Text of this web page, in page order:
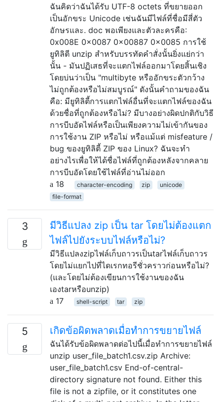
ฉันคิดว่าฉันได้รับ UTF-8 octets ที่ขยายออก
เป็นอักขระ Unicode เช่นฉันมีไฟล์ที่ชื่อมีสี่ตัว
อักษรและ. doc พอเพียงและตัวละครคือ:
0x008E 0x0087 0x00887 0x0085 การใช้
ยูทิลิตี unzip สำหรับบรรทัดคำสั่งนั้นยิ่งแย่กว่า
นั้น - มันปฏิเสธที่จะแตกไฟล์ออกมาโดยสิ้นเชิง
โดยบ่นว่าเป็น "multibyte หรืออักขระตัวกว้าง
ไม่ถูกต้องหรือไม่สมบูรณ์" ดังนั้นคำถามของฉัน
คือ: มียูทิลิตี้การแตกไฟล์อื่นที่จะแตกไฟล์ของฉัน
ด้วยชื่อที่ถูกต้องหรือไม่? มีบางอย่างผิดปกติกับวิธี
การบีบอัดไฟล์หรือเป็นเพียงความไม่เข้ากันของ
การใช้งาน ZIP หรือไม่ หรือแม้แต่ misfeature /
bug ของยูทิลิตี้ ZIP ของ Linux? ฉันจะทำ
อย่างไรเพื่อให้ได้ชื่อไฟล์ที่ถูกต้องหลังจากคลาย
การบีบอัดโดยใช้ไฟล์ที่อ่านไม่ออก
18
character-encoding zip
unicode
file-format
3
มีวิธีแปลง zip เป็น tar โดยไม่ต้องแตก
ไฟล์ไปยังระบบไฟล์หรือไม่?
มีวิธีแปลงzipไฟล์เก็บถาวรเป็นtarไฟล์เก็บถาวร
โดยไม่แยกไปที่ไดเรกทอรีชั่วคราวก่อนหรือไม่?
(และโดยไม่ต้องเขียนการใช้งานของฉัน
เองtarหรือunzip)
17
shell-script tar zip
5 เกิดข้อผิดพลาดเมื่อทำการขยายไฟล์
ฉันได้รับข้อผิดพลาดต่อไปนี้เมื่อทำการขยายไฟล์
unzip user_file_batch1.csv.zip Archive:
user_file_batch1.csv End-of-central-
directory signature not found. Either this
file is not a zipfile, or it constitutes one